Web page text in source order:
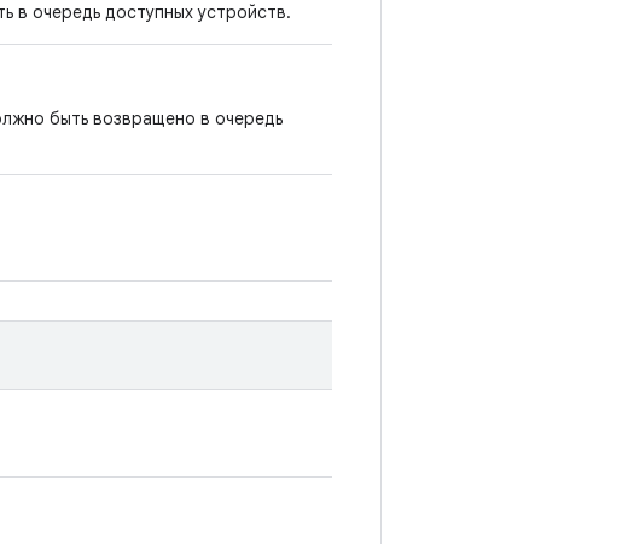
в очередь доступных устройств.
быть возвращено в очередь